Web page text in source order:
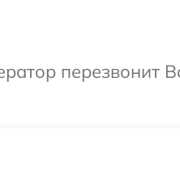
перезвонит